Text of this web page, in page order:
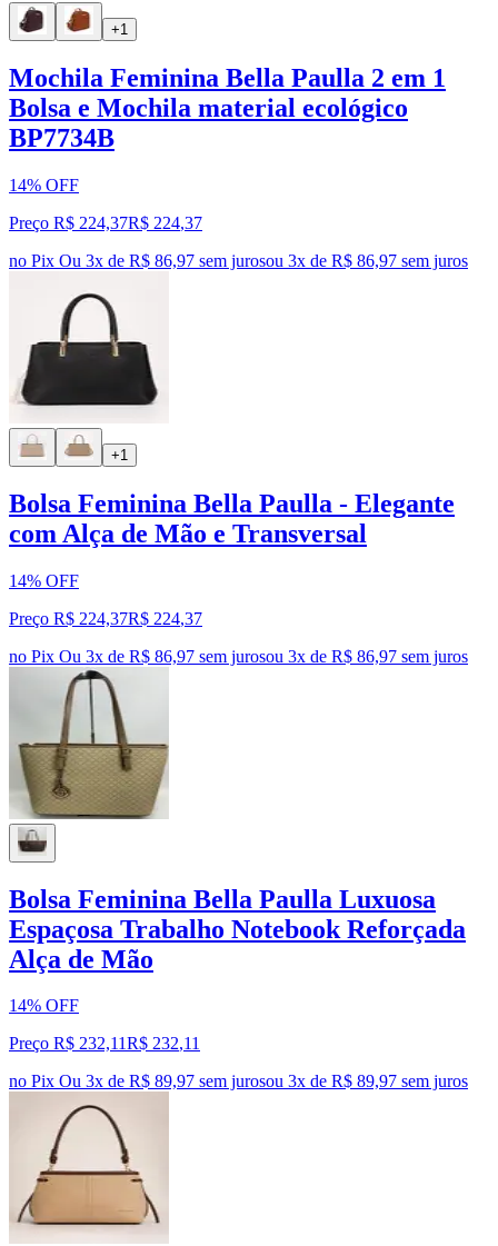
+1
Mochila Feminina Bella Paulla 2 em 1
Bolsa e Mochila material ecológico
BP7734B
14% OFF
Preço R$ 224,37R$ 224,37
no Pix Ou 3x de R$ 86,97 sem jurosou 3x de R$ 86,97 sem juros
+1
Bolsa Feminina Bella Paulla - Elegante
com Alça de Mão e Transversal
14% OFF
Preço R$ 224,37R$ 224,37
no Pix Ou 3x de R$ 86,97 sem jurosou 3x de R$ 86,97 sem juros
Bolsa Feminina Bella Paulla Luxuosa
Espaçosa Trabalho Notebook Reforçada
Alça de Mão
14% OFF
Preço R$ 232,11R$ 232,11
no Pix Ou 3x de R$ 89,97 sem jurosou 3x de R$ 89,97 sem juros